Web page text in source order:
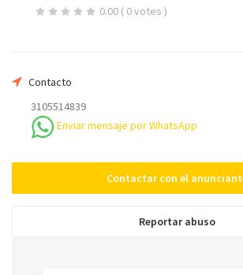
0.00 ( 0 votes )
Contacto
3105514839
Enviar mensaje por WhatsApp
Contactar con el
Reportar abuso
Mensaje